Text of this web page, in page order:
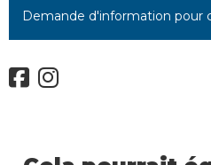
Demande d'information pour